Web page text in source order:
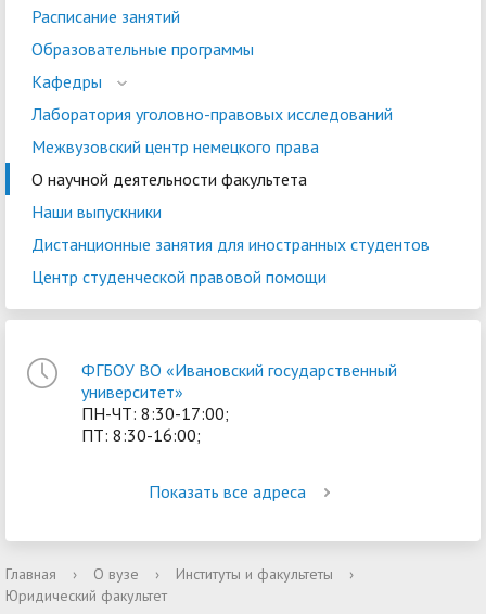
Расписание занятий
Образовательные программы
Кафедры
Лаборатория уголовно-правовых исследований
Межвузовский центр немецкого права
О научной деятельности факультета
Наши выпускники
Дистанционные занятия для иностранных студентов
Центр студенческой правовой помощи
ФГБОУ ВО «Ивановский государственный
университет»
ПН-ЧТ: 8:30-17:00;
ПТ: 8:30-16:00;
Показать все адреса
Главная › О вузе › Институты и факультеты
›
Юридический факультет